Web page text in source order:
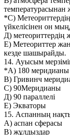
температурасынан
*С)
үйкелісінен он
Д)
Е) Метеориттер
кезде шашырайды.
14. Ауысым
*А) 180 меридианы
В) Гривинч
С) 90Меридианы
Д) 90 параллелі
Е) Экваторы
15. Аспанның нақты
А) аспан сферасы
В) жұлдыздар